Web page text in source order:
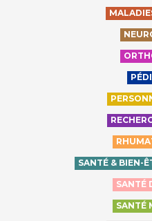
SANTÉ & BIEN-
SANTÉ
SANTÉ